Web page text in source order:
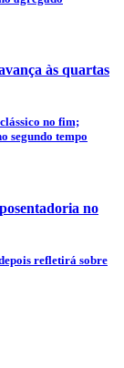
às quartas
no fim;
segundo tempo
no
refletirá sobre